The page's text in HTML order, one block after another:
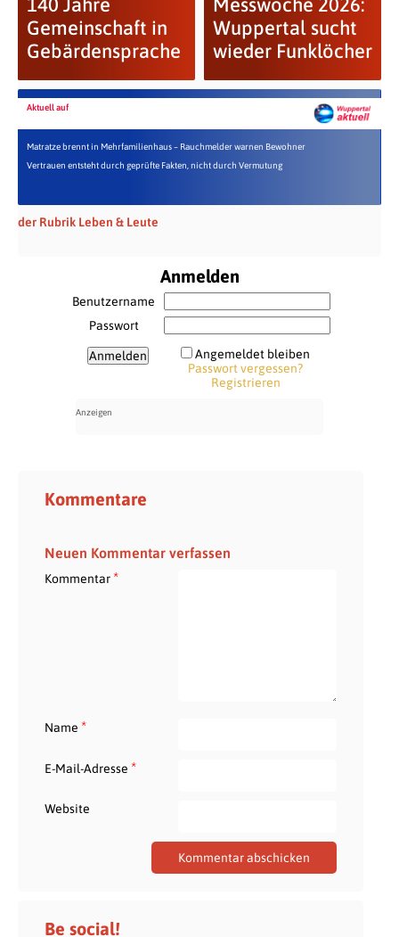
Gemeinschaft in
Gebärdensprache
Wuppertal sucht
wieder Funklöcher
Aktuell auf
Matratze brennt in Mehrfamilienhaus – Rauchmelder warnen Bewohner
Vertrauen entsteht durch geprüfte Fakten, nicht durch Vermutung
der Rubrik Leben & Leute
Anmelden
Benutzername
Passwort
Angemeldet bleiben
Passwort vergessen?
Registrieren
Kommentare
Neuen Kommentar verfassen
Kommentar*
Name *
E-Mail-Adresse *
Website
Be social!